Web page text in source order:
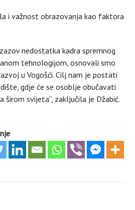
i važnost obrazovanja kao faktora
nedostatka kadra spremnog
tehnologijom, osnovali smo
u Vogošći. Cilj nam je postati
gdje će se osoblje obučavati
širom svijeta”, zaključila je Džabić.